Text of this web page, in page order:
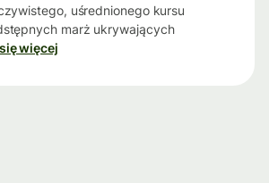
uśrednionego kursu
marż ukrywających
więcej